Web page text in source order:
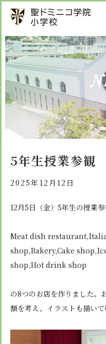
ご挨拶
校長メッセージ
先生からメッセージ
教育方針
教育方針 心・礼・知
心の育成
礼の育成
知の育成
募集案内
体験入学
よくある質問
諸届出用紙
卒業生進学先
学校紹介
学校生活
検定合格、入賞・入選
学校紹介ムービー
施設紹介
設備紹介
安心・安全
スクールバス
アクセス
特定商取引法に基づく表示
寄付金の募集
5年生授業参観
2025年12月12日
12月5日（金）5年生の授業
Meat dish
shop,Bakery,Cake
shop,Hot drink shop
の8つのお店を作りました。
額を考え、イラストも描いて